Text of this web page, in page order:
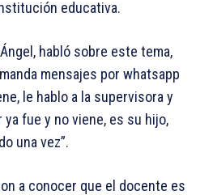
educativa.
habló sobre este tema,
mensajes por whatsapp
le hablo a la supervisora y
fue y no viene, es su hijo,
una vez”.
a conocer que el docente es